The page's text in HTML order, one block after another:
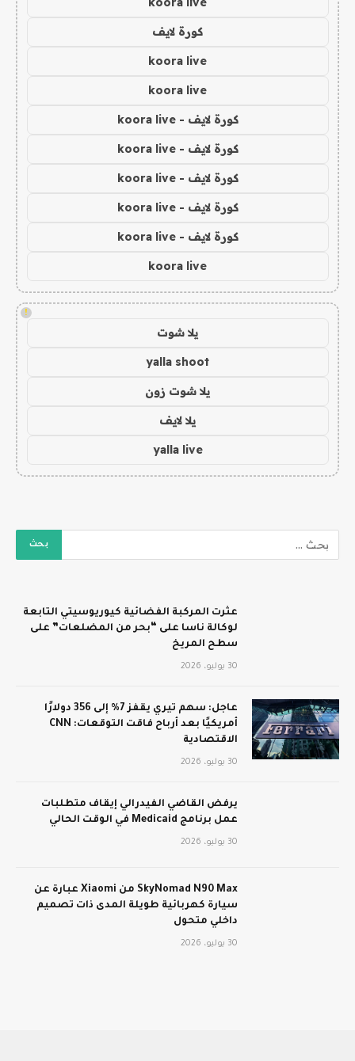
كورة لايف
koora live
koora live
كورة لايف - koora live
كورة لايف - koora live
كورة لايف - koora live
كورة لايف - koora live
كورة لايف - koora live
koora live
!
يلا شوت
yalla shoot
يلا شوت زون
يلا لايف
yalla live
عثرت المركبة الفضائية كيوريوسيتي التابعة
لوكالة ناسا على “بحر من المضلعات” على
سطح المريخ
30 يوليو، 2026
عاجل: سهم تيري يقفز 7% إلى 356 دولارًا
أمريكيًا بعد أرباح فاقت التوقعات: CNN
الاقتصادية
30 يوليو، 2026
يرفض القاضي الفيدرالي إيقاف متطلبات
عمل برنامج Medicaid في الوقت الحالي
30 يوليو، 2026
SkyNomad N90 Max من Xiaomi عبارة عن
سيارة كهربائية طويلة المدى ذات تصميم
داخلي متحول
30 يوليو، 2026